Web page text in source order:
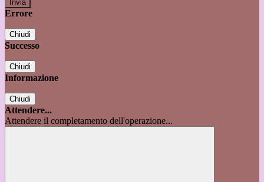
Errore
Chiudi
Successo
Chiudi
Informazione
Chiudi
Attendere...
Attendere il completamento dell'operazione...